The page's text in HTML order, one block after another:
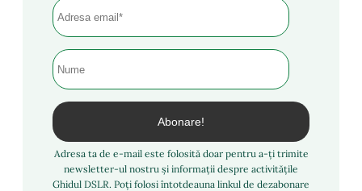
Adresa ta de e-mail este folosită doar pentru a-ți trimite
newsletter-ul nostru și informații despre activitățile
Ghidul DSLR. Poți folosi întotdeauna linkul de dezabonare